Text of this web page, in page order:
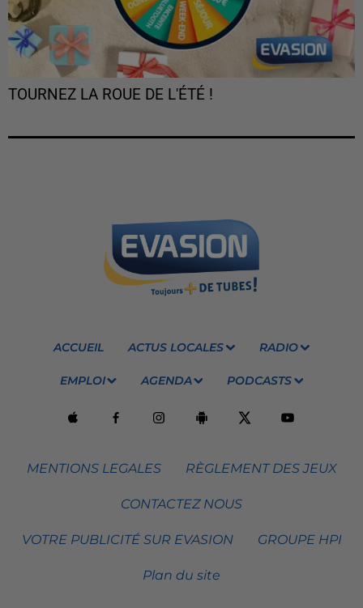
TOURNEZ LA ROUE DE L'ÉTÉ !
ACCUEIL ACTUS LOCALES RADIO
EMPLOI AGENDA PODCASTS
MENTIONS LEGALES RÈGLEMENT DES JEUX
CONTACTEZ NOUS
VOTRE PUBLICITÉ SUR EVASION GROUPE HPI
Plan du site